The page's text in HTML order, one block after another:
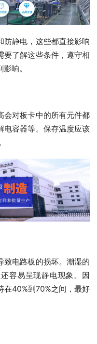
防静电，这些都直接影响
要了解这些条件，遵守相
响。
会对板卡中的所有元件都
电容器等。保存温度应该
致电路板的损坏。潮湿的
容易呈现静电现象。因
在40%到70%之间，最好